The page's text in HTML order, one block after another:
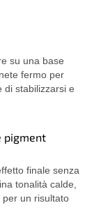
su una base
fermo per
di stabilizzarsi e
pigment
finale senza
tonalità calde,
per un risultato